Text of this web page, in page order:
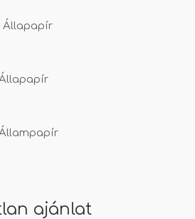
Állapapír
ajánlat